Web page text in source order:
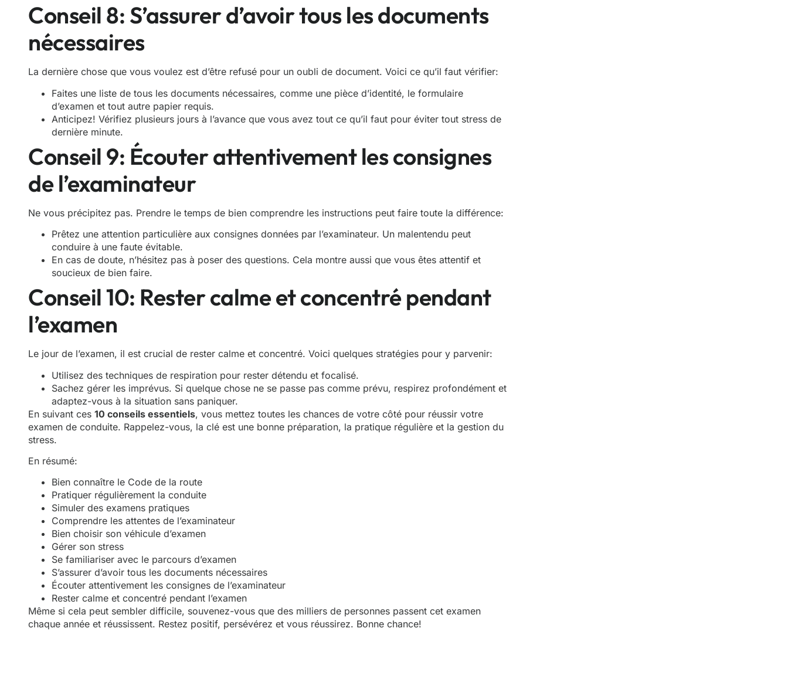
Conseil 8: S’assurer d’avoir tous les documents
nécessaires
La dernière chose que vous voulez est d’être refusé pour un oubli de document. Voici ce qu’il faut vérifier:
Faites une liste de tous les documents nécessaires, comme une pièce d’identité, le formulaire
d’examen et tout autre papier requis.
Anticipez! Vérifiez plusieurs jours à l’avance que vous avez tout ce qu’il faut pour éviter tout stress de
dernière minute.
Conseil 9: Écouter attentivement les consignes
de l’examinateur
Ne vous précipitez pas. Prendre le temps de bien comprendre les instructions peut faire toute la différence:
Prêtez une attention particulière aux consignes données par l’examinateur. Un malentendu peut
conduire à une faute évitable.
En cas de doute, n’hésitez pas à poser des questions. Cela montre aussi que vous êtes attentif et
soucieux de bien faire.
Conseil 10: Rester calme et concentré pendant
l’examen
Le jour de l’examen, il est crucial de rester calme et concentré. Voici quelques stratégies pour y parvenir:
Utilisez des techniques de respiration pour rester détendu et focalisé.
Sachez gérer les imprévus. Si quelque chose ne se passe pas comme prévu, respirez profondément et
adaptez-vous à la situation sans paniquer.
En suivant ces 10 conseils essentiels, vous mettez toutes les chances de votre côté pour réussir votre
examen de conduite. Rappelez-vous, la clé est une bonne préparation, la pratique régulière et la gestion du
stress.
En résumé:
Bien connaître le Code de la route
Pratiquer régulièrement la conduite
Simuler des examens pratiques
Comprendre les attentes de l’examinateur
Bien choisir son véhicule d’examen
Gérer son stress
Se familiariser avec le parcours d’examen
S’assurer d’avoir tous les documents nécessaires
Écouter attentivement les consignes de l’examinateur
Rester calme et concentré pendant l’examen
Même si cela peut sembler difficile, souvenez-vous que des milliers de personnes passent cet examen
chaque année et réussissent. Restez positif, persévérez et vous réussirez. Bonne chance!